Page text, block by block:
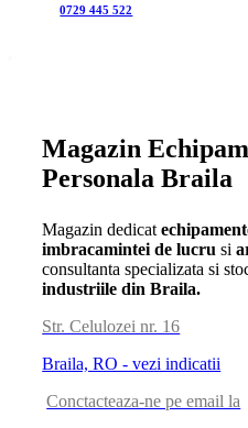
0729 445 522
Magazin
Personala Braila
Magazin dedicat
imbracamintei de lucru si
consultanta specializata si
industriile din Braila.
Str. Celulozei nr. 16
Braila, RO - vezi indicatii
Conctacteaza-ne pe email la